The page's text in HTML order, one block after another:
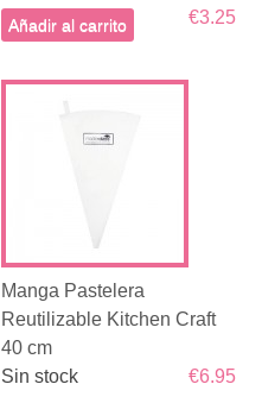
€3.25
Añadir al carrito
Manga Pastelera
Reutilizable Kitchen Craft
40 cm
€6.95
Sin stock